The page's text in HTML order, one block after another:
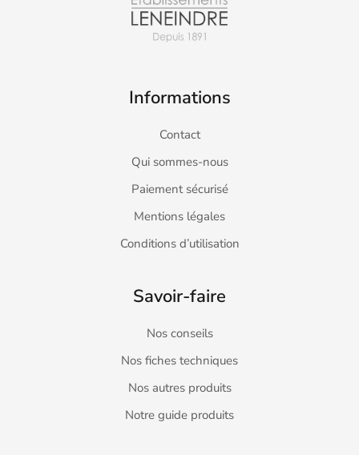
Informations
Contact
Qui sommes-nous
Paiement sécurisé
Mentions légales
Conditions d’utilisation
Savoir-faire
Nos conseils
Nos fiches techniques
Nos autres produits
Notre guide produits